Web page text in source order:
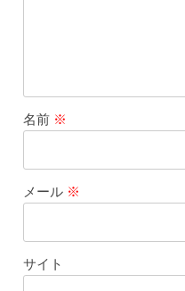
名前 ※
メール ※
サイト